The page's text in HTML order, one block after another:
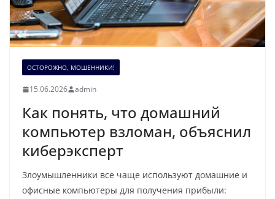
ОСТОРОЖНО, МОШЕННИКИ!
15.06.2026 admin
Как понять, что домашний
компьютер взломан, объяснил
киберэксперт
Злоумышленники все чаще используют домашние и
офисные компьютеры для получения прибыли: